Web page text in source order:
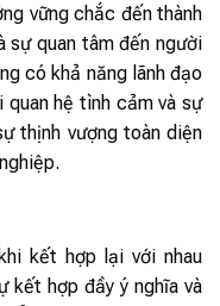
vững chắc đến thành
sự quan tâm đến người
có khả năng lãnh đạo
quan hệ tình cảm và sự
thịnh vượng toàn diện
kết hợp lại với nhau
kết hợp đầy ý nghĩa và